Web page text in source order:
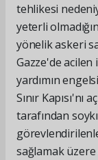
tehlikesi
yeterli
yönelik askeri
Gazze'de
yardımın
Sınır
tarafından
sağlamak üzere